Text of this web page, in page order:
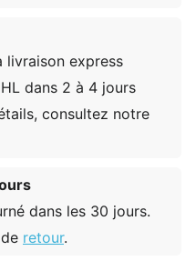
livraison express
dans 2 à 4 jours
consultez notre
dans les 30 jours.
retour.